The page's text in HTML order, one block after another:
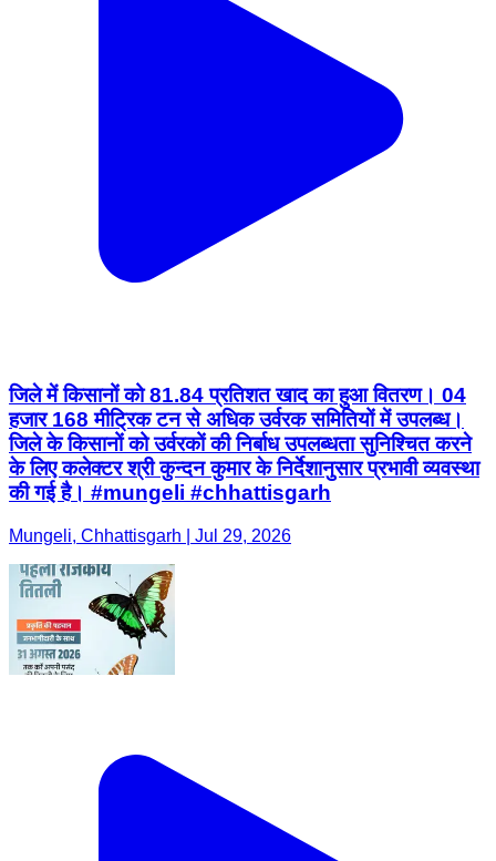
जिले में किसानों को 81.84 प्रतिशत खाद का हुआ वितरण। 04
हजार 168 मीट्रिक टन से अधिक उर्वरक समितियों में उपलब्ध।
जिले के किसानों को उर्वरकों की निर्बाध उपलब्धता सुनिश्चित करने
के लिए कलेक्टर श्री कुन्दन कुमार के निर्देशानुसार प्रभावी व्यवस्था
की गई है। #mungeli #chhattisgarh
Mungeli, Chhattisgarh | Jul 29, 2026